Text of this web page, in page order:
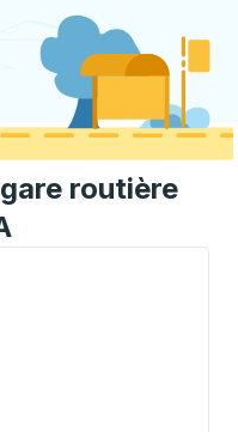
routière
fléchées ou la